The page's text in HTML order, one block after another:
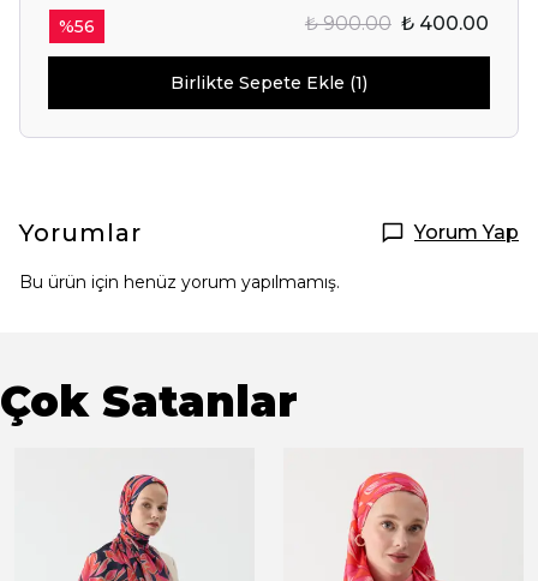
%56 ₺ 900.00 ₺ 400.00
Birlikte Sepete Ekle (1)
Yorumlar Yorum Yap
Bu ürün için henüz yorum yapılmamış.
Çok Satanlar